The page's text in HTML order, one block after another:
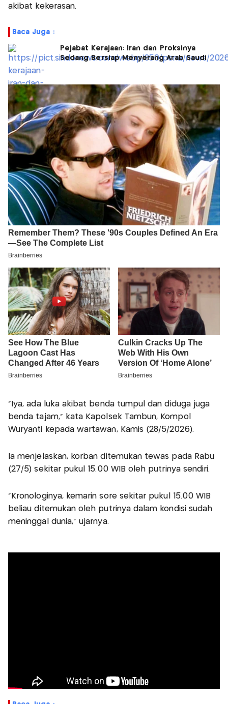
akibat kekerasan.
Baca Juga :
Pejabat Kerajaan: Iran dan Proksinya
Sedang Bersiap Menyerang Arab Saudi
"Iya, ada luka akibat benda tumpul dan diduga juga
benda tajam," kata Kapolsek Tambun, Kompol
Wuryanti kepada wartawan, Kamis (28/5/2026).
Ia menjelaskan, korban ditemukan tewas pada Rabu
(27/5) sekitar pukul 15.00 WIB oleh putrinya sendiri.
"Kronologinya, kemarin sore sekitar pukul 15.00 WIB
beliau ditemukan oleh putrinya dalam kondisi sudah
meninggal dunia," ujarnya.